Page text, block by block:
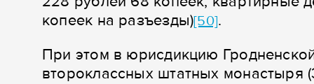
копеек на разъезды)[50].
При этом в юрисдикцию
второклассных штатных монастыря